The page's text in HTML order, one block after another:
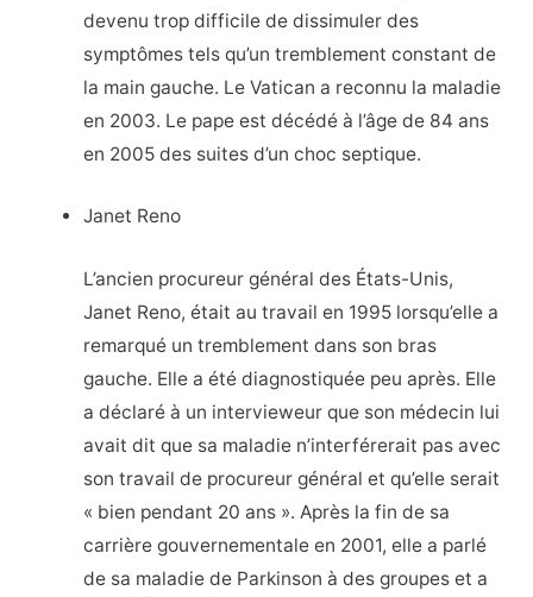
devenu trop difficile de dissimuler des
symptômes tels qu’un tremblement constant de
la main gauche. Le Vatican a reconnu la maladie
en 2003. Le pape est décédé à l’âge de 84 ans
en 2005 des suites d’un choc septique.
Janet Reno
L’ancien procureur général des États-Unis,
Janet Reno, était au travail en 1995 lorsqu’elle a
remarqué un tremblement dans son bras
gauche. Elle a été diagnostiquée peu après. Elle
a déclaré à un intervieweur que son médecin lui
avait dit que sa maladie n’interférerait pas avec
son travail de procureur général et qu’elle serait
« bien pendant 20 ans ». Après la fin de sa
carrière gouvernementale en 2001, elle a parlé
de sa maladie de Parkinson à des groupes et a